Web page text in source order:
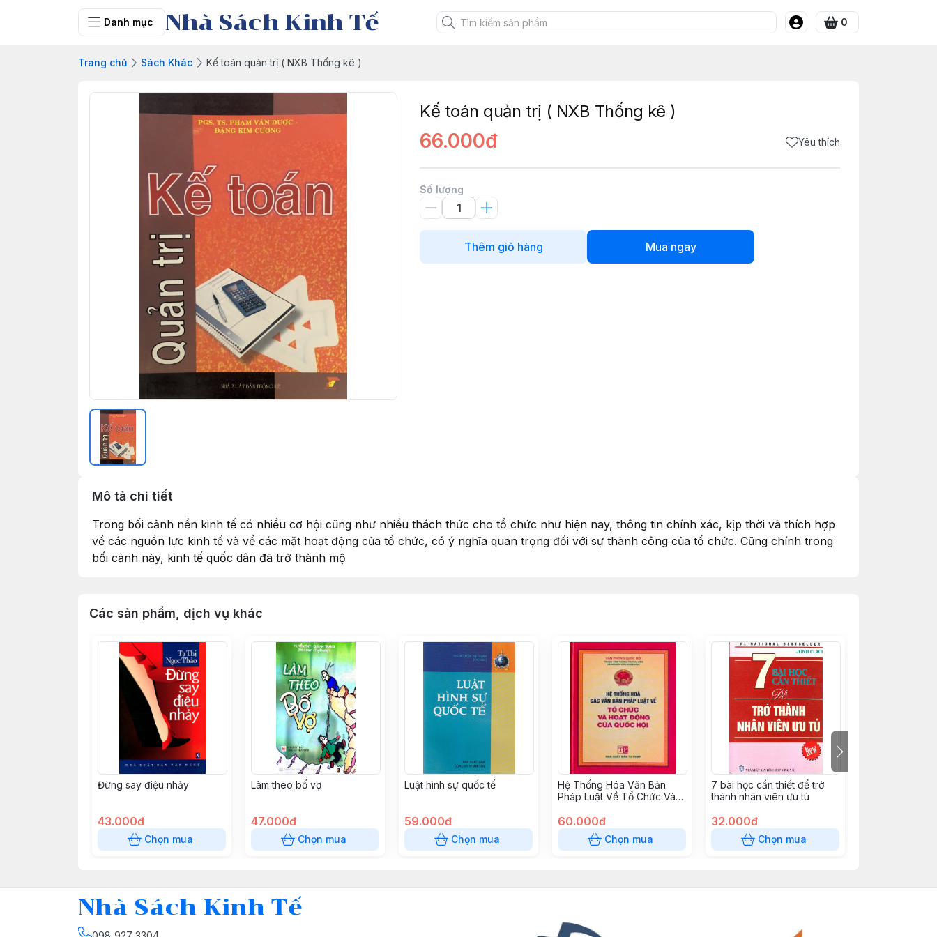
Danh mục Nhà Sách Kinh Tế 0
Trang chủ Sách Khác Kế toán quản trị ( NXB Thống kê )
Kế toán quản trị ( NXB Thống kê )
66.000đ Yêu thích
Số lượng
Thêm giỏ hàng Mua ngay
Mô tả chi tiết
Trong bối cảnh nền kinh tế có nhiều cơ hội cũng như nhiều thách thức cho tổ chức như hiện nay, thông tin chính xác, kịp thời và thích hợp
về các nguồn lực kinh tế và về các mặt hoạt động của tổ chức, có ý nghĩa quan trọng đối với sự thành công của tổ chức. Cũng chính trong
bối cảnh này, kinh tế quốc dân đã trở thành mộ
Các sản phẩm, dịch vụ khác
Đừng say điệu nhảy
43.000đ
Chọn mua
Làm theo bố vợ
47.000đ
Chọn mua
Luật hình sự quốc tế
59.000đ
Chọn mua
Hệ Thống Hóa Văn Bản
Pháp Luật Về Tổ Chức Và
(Bìa Cứng)
60.000đ
Chọn mua
7 bài học cần thiết để trở
thành nhân viên ưu tú
32.000đ
Chọn mua
Nhà Sách Kinh Tế